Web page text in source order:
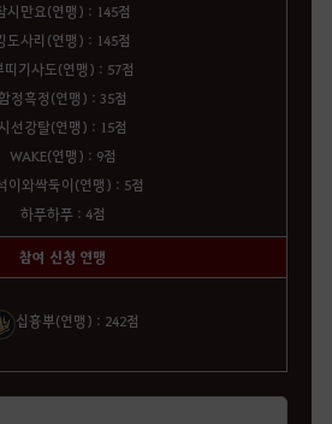
시만요(연맹) : 145점
도사리(연맹) : 145점
띠기사도(연맹) : 57점
정흑정(연맹) : 35점
선강탈(연맹) : 15점
WAKE(연맹) : 9점
이와싹둑이(연맹) : 5점
하푸하푸 : 4점
참여 신청 연맹
십흉뿌(연맹) : 242점